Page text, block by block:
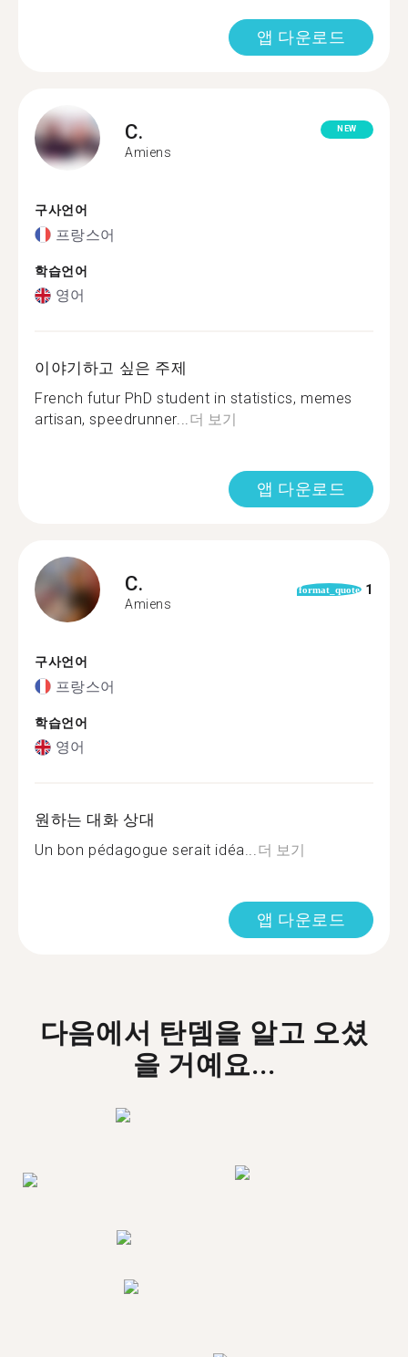
앱 다운로드
C.
Amiens
NEW
구사언어
프랑스어
학습언어
영어
이야기하고 싶은 주제
French futur PhD student in statistics, memes
artisan, speedrunner...더 보기
앱 다운로드
C.
Amiens
format_quote 1
구사언어
프랑스어
학습언어
영어
원하는 대화 상대
Un bon pédagogue serait idéa...더 보기
앱 다운로드
다음에서 탄뎀을 알고 오셨
을 거예요...